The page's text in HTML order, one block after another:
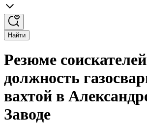
Найти
Резюме
должность
вахтой в
Заводе